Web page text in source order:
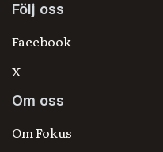
Följ oss
Facebook
X
Om oss
Om Fokus